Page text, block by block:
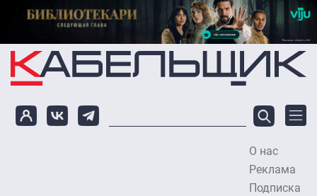
Перейти к основному содержанию
О нас
Реклама
Подписка